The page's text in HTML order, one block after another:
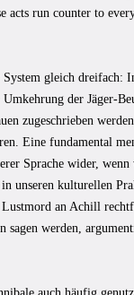
acts run counter to
gleich dreifach:
der Jäger-
zugeschrieben
Eine fundamental
Sprache wider,
unseren kulturellen
an Achill
sagen werden,